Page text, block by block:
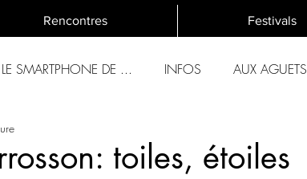
Rencontres Festivals
SMARTPHONE DE ... INFOS AUX AGUETS
2019
toiles, étoiles